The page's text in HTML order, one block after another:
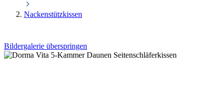
Nackenstützkissen
Bildergalerie überspringen